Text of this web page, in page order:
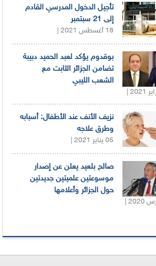
تأجيل الدخول المدرسي القادم
إلى 21 سبتمبر
18 أغسطس 2021 |
بوقدوم يؤكد لعبد الحميد دبيبة
تضامن الجزائر الثابت مع
الشعب الليبي
نزيف الأنف عند الأطفال: أسبابه
وطرق علاجه
05 يناير 2021 |
صالح بلعيد يعلن عن إصدار
موسوعتين علميتين جديدتين
حول الجزائر وأعلامها